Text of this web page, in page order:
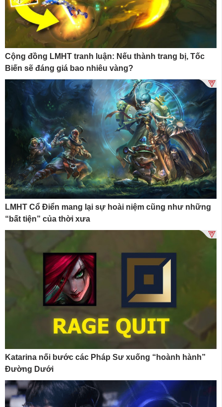
Cộng đồng LMHT tranh luận: Nếu thành trang bị, Tốc
Biến sẽ đáng giá bao nhiêu vàng?
LMHT Cổ Điển mang lại sự hoài niệm cũng như những
“bất tiện” của thời xưa
Katarina nối bước các Pháp Sư xuống “hoành hành”
Đường Dưới